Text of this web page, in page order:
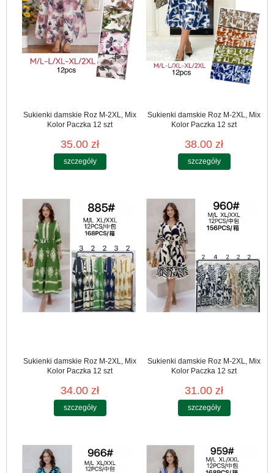
Sukienki damskie Roz M-2XL, Mix
Kolor Paczka 12 szt
35.00 zł
szczegóły
Sukienki damskie Roz M-2XL, Mix
Kolor Paczka 12 szt
38.00 zł
szczegóły
Sukienki damskie Roz M-2XL, Mix
Kolor Paczka 12 szt
34.00 zł
szczegóły
Sukienki damskie Roz M-2XL, Mix
Kolor Paczka 12 szt
31.00 zł
szczegóły